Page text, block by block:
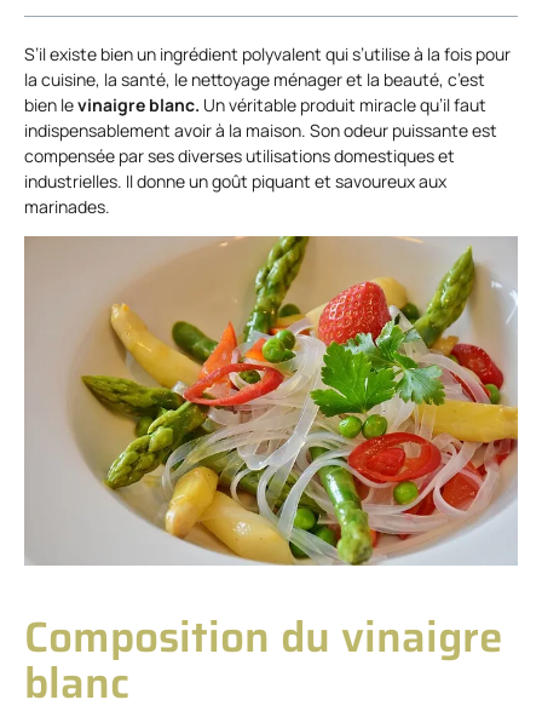
S’il existe bien un ingrédient polyvalent qui s’utilise à la fois pour
la cuisine, la santé, le nettoyage ménager et la beauté, c’est
bien levinaigre blanc. Un véritable produit miracle qu’il faut
indispensablement avoir à la maison. Son odeur puissante est
compensée par ses diverses utilisations domestiques et
industrielles. Il donne un goût piquant et savoureux aux
marinades.
Composition du vinaigre
blanc